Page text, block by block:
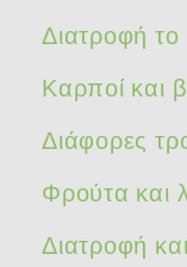
Διατροφή το
Καρποί και
Διάφορες
Φρούτα και
Διατροφή